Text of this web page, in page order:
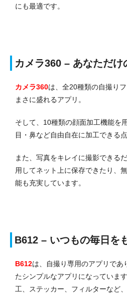
にも最適です。
カメラ360 – あなただけ
カメラ360は、全20種類の自撮り
まさに盛れるアプリ。
そして、10種類の顔面加工機能を
目・鼻など自由自在に加工できる
また、写真をキレイに撮影できる
用してネット上に保存できたり、
能も充実しています。
B612 – いつもの毎日を
B612は、自撮り専用のアプリであ
たシンプルなアプリになっていま
工、ステッカー、フィルターなど